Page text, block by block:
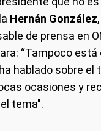
Hernán González
de prensa en
“Tampoco
hablado sobre el
ocasiones y
tema".